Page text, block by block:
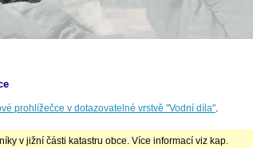
prohlížečce v dotazovatelné vrstvě "Vodní díla"
v jižní části katastru obce. Více informací viz kap.